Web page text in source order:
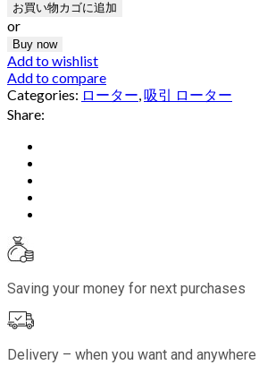
お買い物カゴに追加
or
Buy now
Add to wishlist
Add to compare
Categories: ローター,吸引 ローター
Share:
Saving your money for next purchases
Delivery – when you want and anywhere